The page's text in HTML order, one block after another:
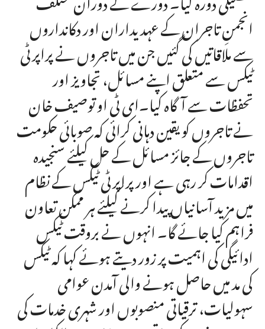
انجمنِ تاجران کے عہدیداران اور دکانداروں
سے ملاقاتیں کی گئیں جن میں تاجروں نے پراپرٹی
ٹیکس سے متعلق اپنے مسائل، تجاویز اور
تحفظات سے آگاہ کیا۔ای ٹی او توصیف خان
نے تاجروں کو یقین دہانی کرائی کہ صوبائی حکومت
تاجروں کے جائز مسائل کے حل کیلئے سنجیدہ
اقدامات کر رہی ہے اور پراپرٹی ٹیکس کے نظام
میں مزید آسانیاں پیدا کرنے کیلئے ہر ممکن تعاون
فراہم کیا جائے گا۔ انہوں نے بروقت ٹیکس
ادائیگی کی اہمیت پر زور دیتے ہوئے کہا کہ ٹیکس
کی مد میں حاصل ہونے والی آمدن عوامی
سہولیات، ترقیاتی منصوبوں اور شہری خدمات کی